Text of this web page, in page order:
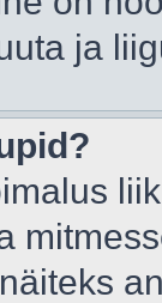
ja